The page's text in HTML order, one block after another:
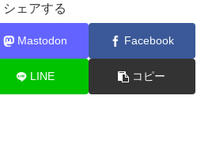
シェアする
Mastodon Facebook
LINE コピー